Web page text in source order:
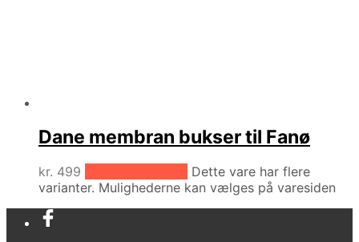
Dane membran bukser til Fanø
kr. 499
Dette vare har flere
varianter. Mulighederne kan vælges på varesiden